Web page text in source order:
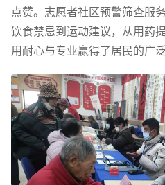
点赞。志愿者社区预警筛查服
饮食禁忌到运动建议，从用药
用耐心与专业赢得了居民的广泛